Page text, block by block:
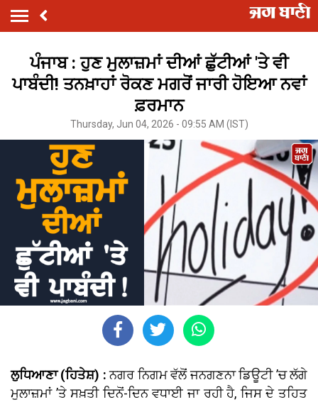
ਪੰਜਾਬ : ਹੁਣ ਮੁਲਾਜ਼ਮਾਂ ਦੀਆਂ ਛੁੱਟੀਆਂ 'ਤੇ ਵੀ
ਪਾਬੰਦੀ! ਤਨਖ਼ਾਹਾਂ ਰੋਕਣ ਮਗਰੋਂ ਜਾਰੀ ਹੋਇਆ ਨਵਾਂ
ਫ਼ਰਮਾਨ
Thursday, Jun 04, 2026 - 09:55 AM (IST)
ਲੁਧਿਆਣਾ (ਹਿਤੇਸ਼) :ਨਗਰ ਨਿਗਮ ਵੱਲੋਂ ਜਨਗਣਨਾ ਡਿਊਟੀ ’ਚ ਲੱਗੇ
ਮੁਲਾਜ਼ਮਾਂ ’ਤੇ ਸਖ਼ਤੀ ਦਿਨੋਂ-ਦਿਨ ਵਧਾਈ ਜਾ ਰਹੀ ਹੈ, ਜਿਸ ਦੇ ਤਹਿਤ